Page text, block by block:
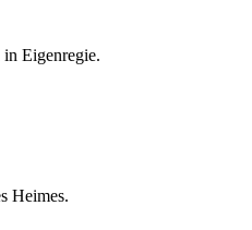
Eigenregie.
Heimes.